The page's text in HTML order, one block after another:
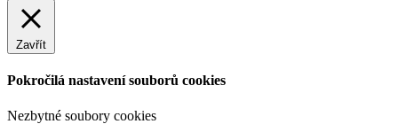
Zavřít
Pokročilá nastavení souborů cookies
Nezbytné soubory cookies